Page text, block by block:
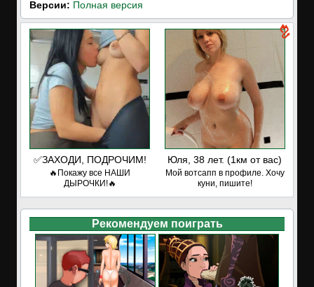
Версии: Полная версия
✅ЗАХОДИ, ПОДРОЧИМ!
🔥Покажу все НАШИ
ДЫРОЧКИ!🔥
Юля, 38 лет. (1км от вас)
Мой вотсапп в профиле. Хочу
куни, пишите!
Рекомендуем поиграть